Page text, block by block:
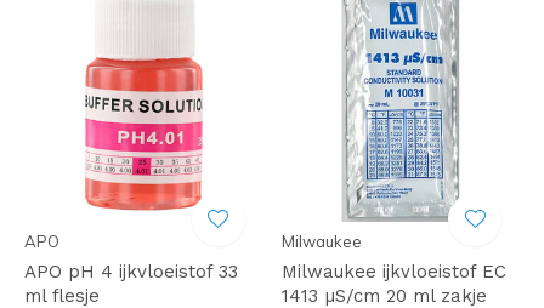
APO
APO pH 4 ijkvloeistof 33
ml flesje
Milwaukee
Milwaukee ijkvloeistof EC
1413 µS/cm 20 ml zakje